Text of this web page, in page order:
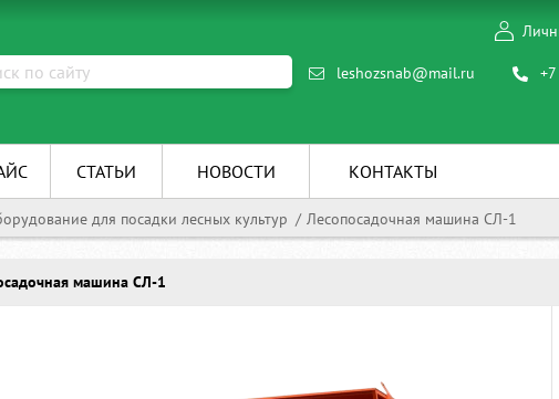
leshozsnab@mail.ru
СТАТЬИ НОВОСТИ КОНТАКТЫ
для посадки лесных культур Лесопосадочная машина СЛ-1
машина СЛ-1